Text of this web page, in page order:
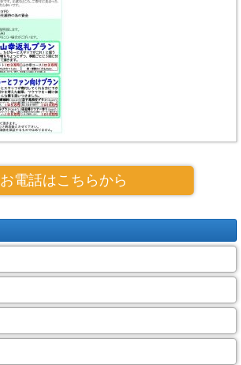
お電話はこちらから